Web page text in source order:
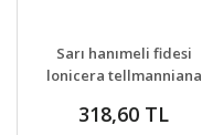
DETAYLAR
VER
Sarı hanımeli fidesi
lonicera tellmanniana
318,60 TL